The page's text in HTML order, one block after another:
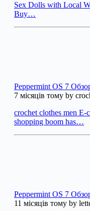
Sex Dolls with Local
Buy…
Peppermint OS 7
7 місяців тому by
crochet clothes men
shopping boom has…
Peppermint OS 7
11 місяців тому by